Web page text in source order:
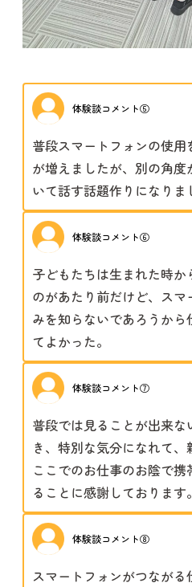
体験談コメント⑤
普段スマートフォンの使
が増えましたが、別の角
いて話す話題作りになりま
体験談コメント⑥
子どもたちは生まれた時
のがあたり前だけど、ス
みを知らないであろうか
てよかった。
体験談コメント⑦
普段では見ることが出来
き、特別な気分になれて、
ここでのお仕事のお陰で
ることに感謝しております。
体験談コメント⑧
スマートフォンがつなが